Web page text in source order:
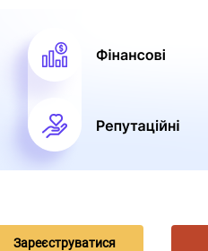
Зареєструватися